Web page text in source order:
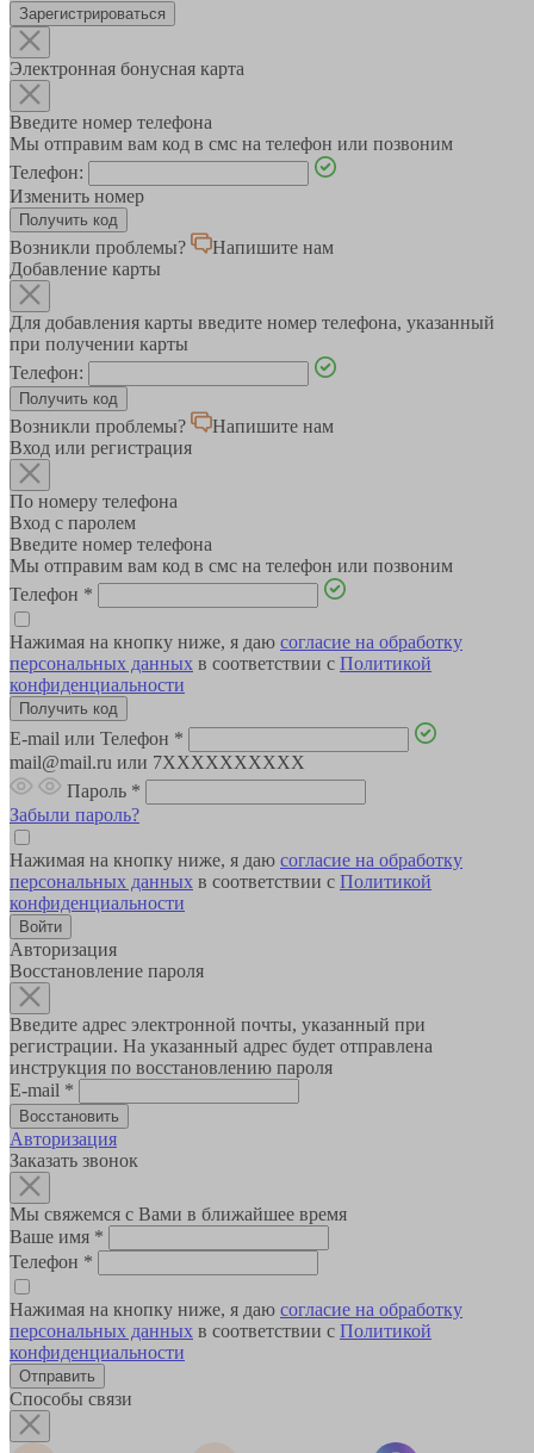
Зарегистрироваться
Электронная бонусная карта
Введите номер телефона
Мы отправим вам код в смс на телефон или позвоним
Телефон:
Изменить номер
Возникли проблемы?
Напишите нам
Добавление карты
Для добавления карты введите номер телефона, указанный
при получении карты
Телефон:
Возникли проблемы?
Напишите нам
Вход или регистрация
По номеру телефона
Вход с паролем
Введите номер телефона
Мы отправим вам код в смс на телефон или позвоним
Телефон *
Нажимая на кнопку ниже, я даю согласие на обработку
персональных данных в соответствии с Политикой
конфиденциальности
E-mail или Телефон *
mail@mail.ru или 7XXXXXXXXXX
Пароль *
Забыли пароль?
Нажимая на кнопку ниже, я даю согласие на обработку
персональных данных в соответствии с Политикой
конфиденциальности
Авторизация
Восстановление пароля
Введите адрес электронной почты, указанный при
регистрации. На указанный адрес будет отправлена
инструкция по восстановлению пароля
E-mail *
Авторизация
Заказать звонок
Мы свяжемся с Вами в ближайшее время
Ваше имя *
Телефон *
Нажимая на кнопку ниже, я даю согласие на обработку
персональных данных в соответствии с Политикой
конфиденциальности
Способы связи